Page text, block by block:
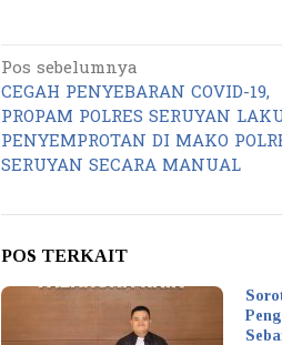
Navigasi
pos
Pos sebelumnya
CEGAH PENYEBARAN COVID-19,
PROPAM POLRES SERUYAN
PENYEMPROTAN DI MAKO
SERUYAN SECARA MANUAL
POS TERKAIT